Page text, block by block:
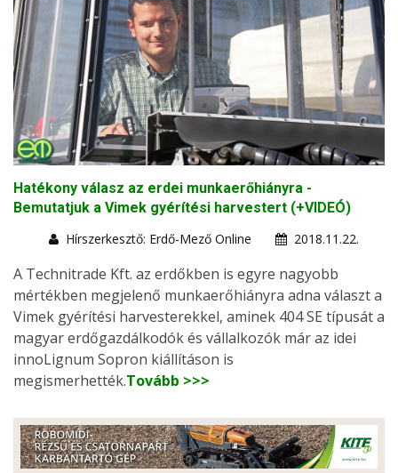
Hatékony válasz az erdei munkaerőhiányra -
Bemutatjuk a Vimek gyérítési harvestert (+VIDEÓ)
Hírszerkesztő: Erdő-Mező Online
2018.11.22.
A Technitrade Kft. az erdőkben is egyre nagyobb
mértékben megjelenő munkaerőhiányra adna választ a
Vimek gyérítési harvesterekkel, aminek 404 SE típusát a
magyar erdőgazdálkodók és vállalkozók már az idei
innoLignum Sopron kiállításon is
megismerhették.Tovább >>>